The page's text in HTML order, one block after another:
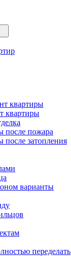
квартиры
квартиры
после пожара
после затопления
варианты
переделать